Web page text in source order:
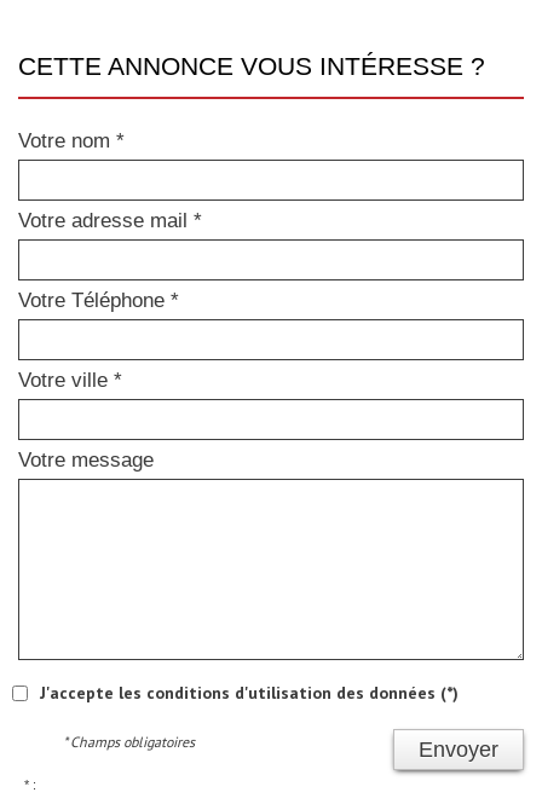
CETTE ANNONCE VOUS INTÉRESSE ?
Votre nom *
Votre adresse mail *
Votre Téléphone *
Votre ville *
Votre message
J'accepte les conditions d'utilisation des données (*)
Envoyer
* Champs obligatoires
* :